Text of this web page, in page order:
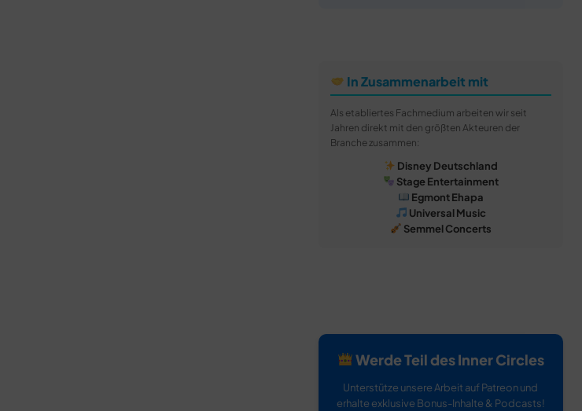
In Zusammenarbeit mit
Als etabliertes Fachmedium arbeiten wir seit
Jahren direkt mit den größten Akteuren der
Branche zusammen:
Disney Deutschland
Stage Entertainment
Egmont Ehapa
Universal Music
Semmel Concerts
Werde Teil des Inner Circles
Unterstütze unsere Arbeit auf Patreon und
erhalte exklusive Bonus-Inhalte & Podcasts!